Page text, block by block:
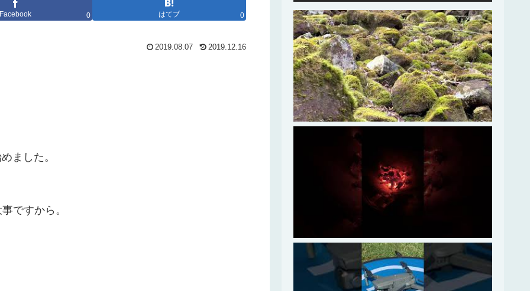
Facebook 0 はてブ 0
2019.08.07 2019.12.16
ました。
ですから。